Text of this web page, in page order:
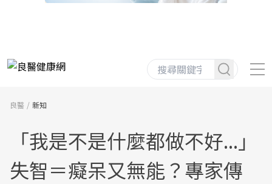
良醫 新知
「我是不是什麼都做不好...」
失智＝癡呆又無能？專家傳